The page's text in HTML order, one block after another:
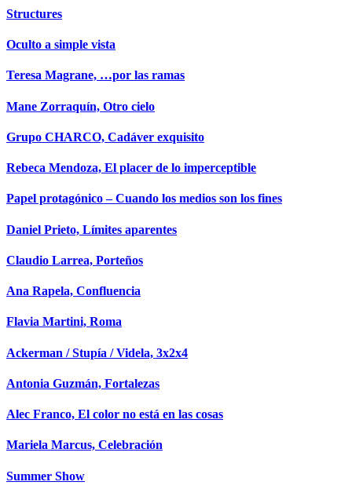
Structures
Oculto a simple vista
Teresa Magrane, …por las ramas
Mane Zorraquín, Otro cielo
Grupo CHARCO, Cadáver exquisito
Rebeca Mendoza, El placer de lo imperceptible
Papel protagónico – Cuando los medios son los fines
Daniel Prieto, Límites aparentes
Claudio Larrea, Porteños
Ana Rapela, Confluencia
Flavia Martini, Roma
Ackerman / Stupía / Videla, 3x2x4
Antonia Guzmán, Fortalezas
Alec Franco, El color no está en las cosas
Mariela Marcus, Celebración
Summer Show